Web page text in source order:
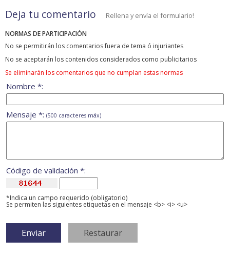
Deja tu comentario Rellena y envía el formulario!
NORMAS DE PARTICIPACIÓN
No se permitirán los comentarios fuera de tema ó injuriantes
No se aceptarán los contenidos considerados como publicitarios
Se eliminarán los comentarios que no cumplan estas normas
Nombre *:
Mensaje *: (500 caracteres máx)
Código de validación *:
*Indica un campo requerido (obligatorio)
Se permiten las siguientes etiquetas en el mensaje <b> <i> <u>